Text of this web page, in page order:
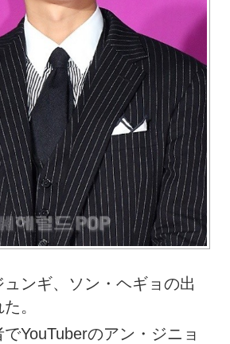
ンギ、ソン・ヘギョの出
。
YouTuberのアン・ジニョ